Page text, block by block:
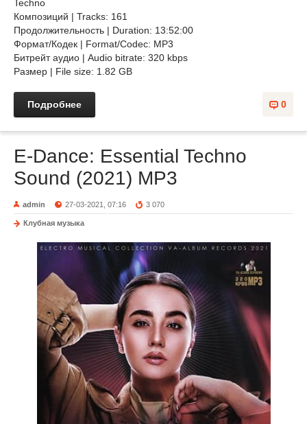
Techno
Композиций | Tracks: 161
Продолжительность | Duration: 13:52:00
Формат/Кодек | Format/Codec: MP3
Битрейт аудио | Audio bitrate: 320 kbps
Размер | File size: 1.82 GB
0
Подробнее
E-Dance: Essential Techno
Sound (2021) MP3
admin 27-03-2021, 07:16 3 070
Клубная музыка